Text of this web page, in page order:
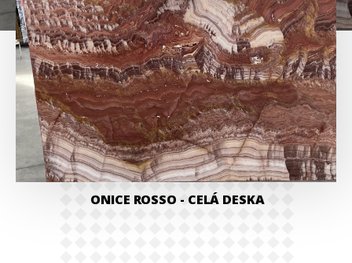
ONICE ROSSO - CELÁ DESKA